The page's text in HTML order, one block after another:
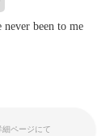
never been to me
細ページにて